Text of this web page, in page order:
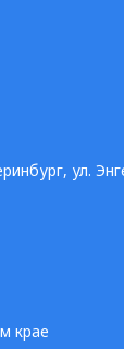
ул.
крае